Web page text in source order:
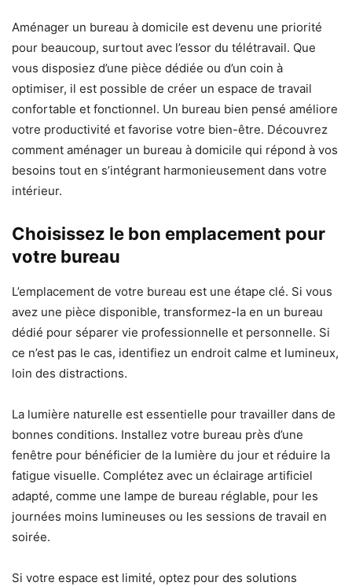
Aménager un bureau à domicile est devenu une priorité
pour beaucoup, surtout avec l’essor du télétravail. Que
vous disposiez d’une pièce dédiée ou d’un coin à
optimiser, il est possible de créer un espace de travail
confortable et fonctionnel. Un bureau bien pensé améliore
votre productivité et favorise votre bien-être. Découvrez
comment aménager un bureau à domicile qui répond à vos
besoins tout en s’intégrant harmonieusement dans votre
intérieur.
Choisissez le bon emplacement pour
votre bureau
L’emplacement de votre bureau est une étape clé. Si vous
avez une pièce disponible, transformez-la en un bureau
dédié pour séparer vie professionnelle et personnelle. Si
ce n’est pas le cas, identifiez un endroit calme et lumineux,
loin des distractions.
La lumière naturelle est essentielle pour travailler dans de
bonnes conditions. Installez votre bureau près d’une
fenêtre pour bénéficier de la lumière du jour et réduire la
fatigue visuelle. Complétez avec un éclairage artificiel
adapté, comme une lampe de bureau réglable, pour les
journées moins lumineuses ou les sessions de travail en
soirée.
Si votre espace est limité, optez pour des solutions